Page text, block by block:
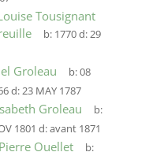
Tousignant
b: 1770d:29
Groleau b:08
d:23 MAY 1787
Groleau
b:
1801 d:avant 1871
Pierre Ouellet
b: